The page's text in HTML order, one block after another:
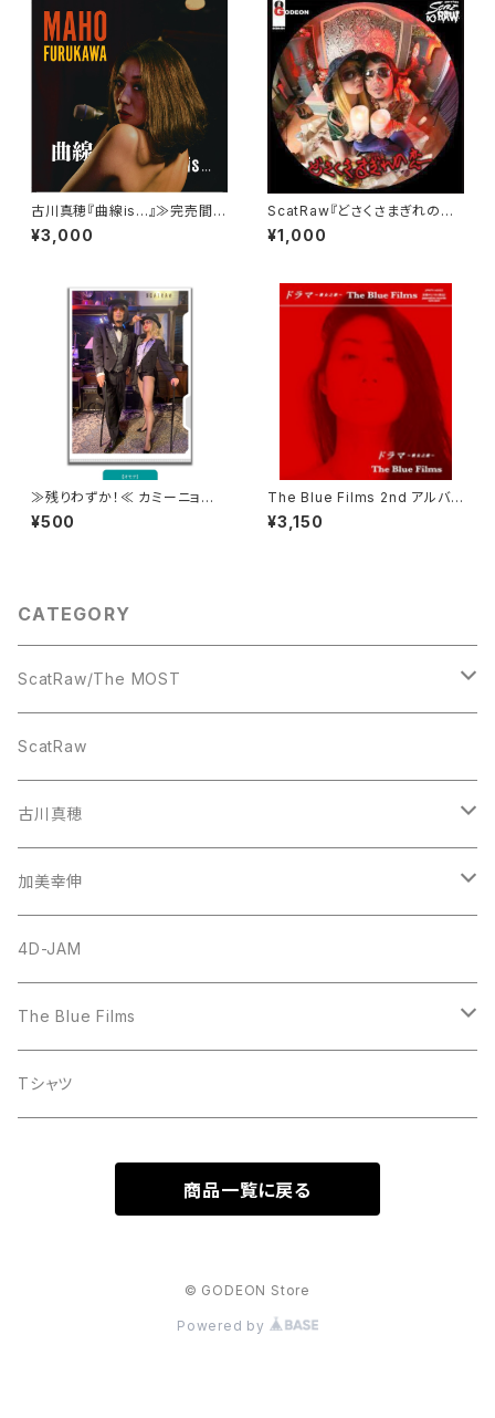
古川真穂『曲線is...』≫完売間
近!!≪
¥3,000
ScatRaw『どさくさまぎれの恋』
（ジャケットは全部で6種類！）
¥1,000
≫残りわずか！≪ カミーニョの
胸板サイズ(A4) クリアファイ
ル-キャバレーver.
¥500
The Blue Films 2nd アルバム
『ドラマ～歌女之歌～』
¥3,150
CATEGORY
ScatRaw/The MOST
CD
ScatRaw
古川真穂
CD-Single
CD-Album
加美幸伸
God N' Stone
4D-JAM
The Blue Films
CD-Single
Tシャツ
商品一覧に戻る
© GODEON Store
Powered by